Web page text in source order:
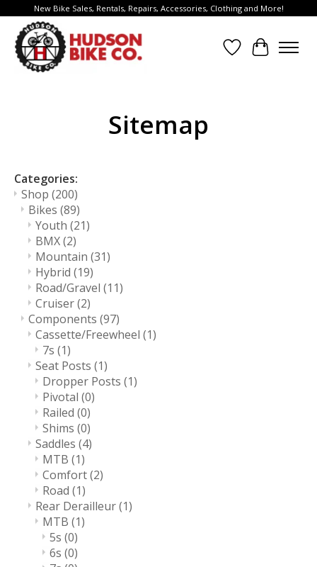
New Bike Sales, Rentals, Repairs, Accessories, Clothing and More!
Wish List
Cart
Sitemap
Categories:
Shop (200)
Bikes (89)
Youth (21)
BMX(2)
Mountain (31)
Hybrid (19)
Road/Gravel (11)
Cruiser(2)
Components (97)
Cassette/Freewheel (1)
7s (1)
Seat Posts (1)
Dropper Posts (1)
Pivotal (0)
Railed (0)
Shims (0)
Saddles (4)
MTB (1)
Comfort(2)
Road (1)
Rear Derailleur(1)
MTB (1)
5s (0)
6s (0)